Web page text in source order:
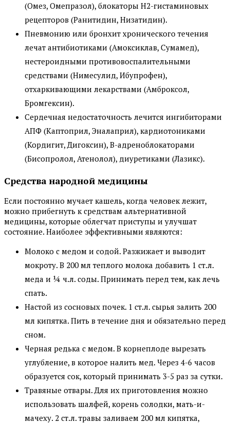
(Омез, Омепразол), блокаторы H2-гистаминовых
рецепторов (Ранитидин, Низатидин).
Пневмонию или бронхит хронического течения
лечат антибиотиками (Амоксиклав, Сумамед),
нестероидными противовоспалительными
средствами (Нимесулид, Ибупрофен),
отхаркивающими лекарствами (Амброксол,
Бромгексин).
Сердечная недостаточность лечится ингибиторами
АПФ (Каптоприл, Эналаприл), кардиотониками
(Кордигит, Дигоксин), B-адреноблокаторами
(Бисопролол, Атенолол), диуретиками (Лазикс).
Средства народной медицины
Если постоянно мучает кашель, когда человек лежит,
можно прибегнуть к средствам альтернативной
медицины, которые облегчат приступы и улучшат
состояние. Наиболее эффективными являются:
Молоко с медом и содой. Разжижает и выводит
мокроту. В 200 мл теплого молока добавить 1 ст.л.
меда и ¼ ч.л. соды. Принимать перед тем, как лечь
спать.
Настой из сосновых почек. 1 ст.л. сырья залить 200
мл кипятка. Пить в течение дня и обязательно перед
сном.
Черная редька с медом. В корнеплоде вырезать
углубление, в которое налить мед. Через 4-6 часов
образуется сок, который принимать 3-5 раз за сутки.
Травяные отвары. Для их приготовления можно
использовать шалфей, корень солодки, мать-и-
мачеху. 2 ст.л. травы заливаем 200 мл кипятка,